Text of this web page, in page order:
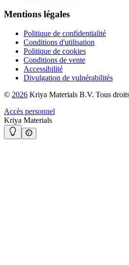
Mentions légales
Politique de confidentialité
Conditions d'utilisation
Politique de cookies
Conditions de vente
Accessibilité
Divulgation de vulnérabilités
© 2026 Kriya Materials B.V. Tous
Accès personnel
Kriya Materials